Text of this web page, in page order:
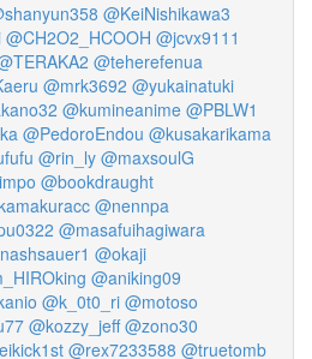
@KeiNishikawa3
@CH2O2_HCOOH @jcvx9111
@teherefenua
@mrk3692 @yukainatuki
@kumineanime @PBLW1
@PedoroEndou @kusakarikama
@rin_ly @maxsoulG
@bookdraught
@nennpa
@masafuihagiwara
@okaji
@aniking09
@k_0t0_ri @motoso
@kozzy_jeff @zono30
@rex7233588 @truetomb